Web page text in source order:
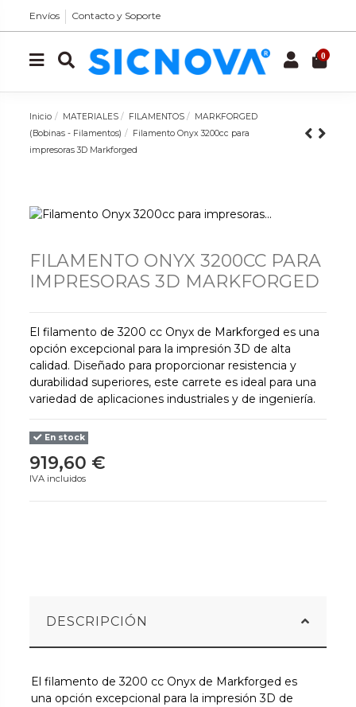
Envíos Contacto y Soporte
0
Inicio MATERIALES FILAMENTOS
MARKFORGED
(Bobinas - Filamentos)
Filamento Onyx 3200cc para
impresoras 3D Markforged
FILAMENTO ONYX 3200CC PARA
IMPRESORAS 3D MARKFORGED
El filamento de 3200 cc Onyx de Markforged es una
opción excepcional para la impresión 3D de alta
calidad. Diseñado para proporcionar resistencia y
durabilidad superiores, este carrete es ideal para una
variedad de aplicaciones industriales y de ingeniería.
En stock
919,60 €
IVA incluidos
DESCRIPCIÓN
El filamento de 3200 cc Onyx de Markforged es
una opción excepcional para la impresión 3D de